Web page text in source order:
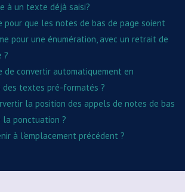
à un texte déjà saisi?
pour que les notes de bas de page soient
pour une énumération, avec un retrait de
?
de convertir automatiquement en
des textes pré-formatés ?
la position des appels de notes de bas
la ponctuation ?
à l'emplacement précédent ?